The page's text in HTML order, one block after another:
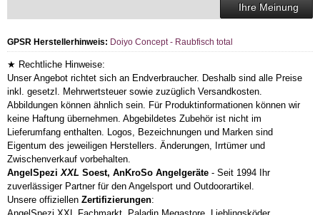
Ihre Meinung
GPSR Herstellerhinweis: Doiyo Concept - Raubfisch total
★ Rechtliche Hinweise:
Unser Angebot richtet sich an Endverbraucher. Deshalb sind alle Preise
inkl. gesetzl. Mehrwertsteuer sowie zuzüglich Versandkosten.
Abbildungen können ähnlich sein. Für Produktinformationen können wir
keine Haftung übernehmen. Abgebildetes Zubehör ist nicht im
Lieferumfang enthalten. Logos, Bezeichnungen und Marken sind
Eigentum des jeweiligen Herstellers. Änderungen, Irrtümer und
Zwischenverkauf vorbehalten.
AngelSpezi XXL Soest, AnKroSo Angelgeräte - Seit 1994 Ihr
zuverlässiger Partner für den Angelsport und Outdoorartikel.
Unsere offiziellen Zertifizierungen: